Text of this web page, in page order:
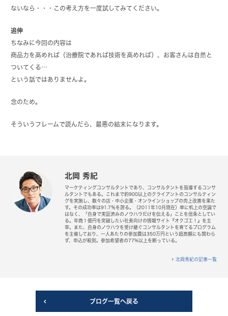
ないなら・・・この考え方を一度試してみてください。
追伸
ちなみに今回の内容は
商品力を高めれば（治療院であれば技術を高めれば）、お客さんは自然と
ついてくる…
という話ではありませんよ。
念のため。
そういうフレームで読んだら、最悪の結末になります。
北岡 秀紀
マーケティングコンサルタントであり、コンサルタントを指導するコンサ
ルタントでもある。これまで約900以上のクライアントのコンサルティン
グを実施し、数々の店・中小企業・オンラインショップの売上改善を果た
す。その成功率は91.7％を誇る。（2011年10月現在）単に机上の空論で
はなく、「自身で実証済みのノウハウだけを伝える」ことを信条としてい
る。年商１億円を突破したい社長向けの情報サイト『オクゴエ！』を主
宰。また、自身のノウハウを受け継ぐコンサルタントを育てるプログラム
を主催しており、一人あたりの参加費は350万円という超高額にも関わら
ず、申込が殺到。参加希望者の77%以上を断っている。
北岡秀紀の記事一覧
ブログ一覧へ戻る